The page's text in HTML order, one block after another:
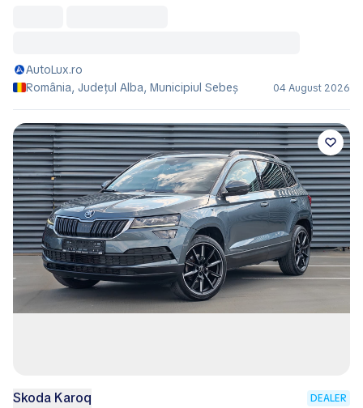
AutoLux.ro
România, Județul Alba, Municipiul Sebeş
04 August 2026
Skoda Karoq DEALER